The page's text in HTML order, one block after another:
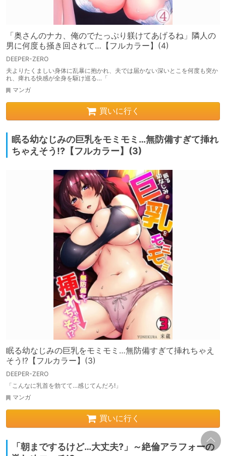
「奥さんのナカ、俺のでたっぷり躾けてあげるね」隣人の
男に何度も掻き回されて…【フルカラー】(4)
DEEPER-ZERO
夫よりたくましい身体に乱暴に抱かれ、夫では届かない深いとこを何度も突か
れ、痺れる快感が全身を駆け巡る…「
マンガ
買いに行く
眠る幼なじみの巨乳をモミモミ…無防備すぎて挿れ
ちゃえそう!?【フルカラー】(3)
眠る幼なじみの巨乳をモミモミ…無防備すぎて挿れちゃえ
そう!?【フルカラー】(3)
DEEPER-ZERO
「こんなに乳首を勃てて…感じてんだろ!」
マンガ
買いに行く
「朝までするけど…大丈夫?」～絶倫アラフォーの